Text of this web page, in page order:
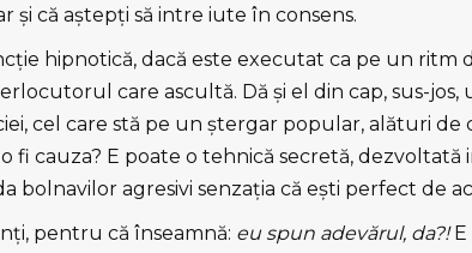
şi că aştepţi să intre iute în consens.
hipnotică, dacă este executat ca pe un ritm
care ascultă. Dă şi el din cap, sus-jos,
cel care stă pe un ştergar popular, alături de
fi cauza? E poate o tehnică secretă, dezvoltată
bolnavilor agresivi senzaţia că eşti perfect de
pentru că înseamnă: eu spun adevărul, da?!E